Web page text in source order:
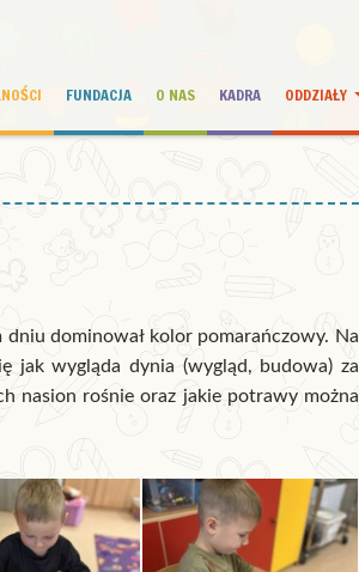
FUNDACJA O NAS KADRA ODDZIAŁY
dominował kolor pomarańczowy. Na
jak wygląda dynia (wygląd, budowa) za
nasion rośnie oraz jakie potrawy można